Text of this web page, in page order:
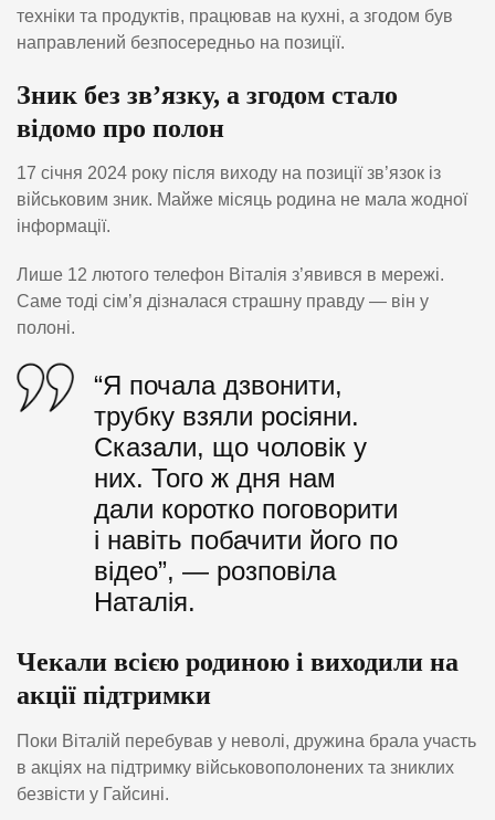
техніки та продуктів, працював на кухні, а згодом був
направлений безпосередньо на позиції.
Зник без зв’язку, а згодом стало
відомо про полон
17 січня 2024 року після виходу на позиції зв’язок із
військовим зник. Майже місяць родина не мала жодної
інформації.
Лише 12 лютого телефон Віталія з’явився в мережі.
Саме тоді сім’я дізналася страшну правду — він у
полоні.
“Я почала дзвонити,
трубку взяли росіяни.
Сказали, що чоловік у
них. Того ж дня нам
дали коротко поговорити
і навіть побачити його по
відео”, — розповіла
Наталія.
Чекали всією родиною і виходили на
акції підтримки
Поки Віталій перебував у неволі, дружина брала участь
в акціях на підтримку військовополонених та зниклих
безвісти у Гайсині.